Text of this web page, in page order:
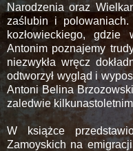
Narodzenia oraz
zaślubin i
kozłowieckiego,
Antonim poznajemy
niezwykła wręcz
odtworzył wygląd i
Antoni Belina
zaledwie kilkunastoletnim
W książce
Zamoyskich na